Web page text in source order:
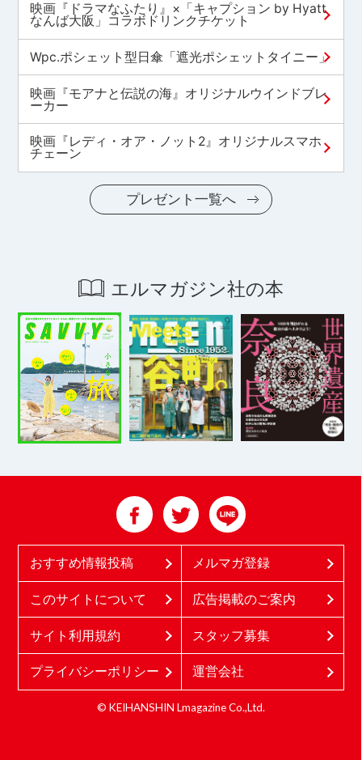
映画『ドラマなふたり』×「キャプション by Hyatt
なんば大阪」コラボドリンクチケット
Wpc.ポシェット型日傘「遮光ポシェットタイニー」
映画『モアナと伝説の海』オリジナルウインドブレ
ーカー
映画『レディ・オア・ノット2』オリジナルスマホ
チェーン
プレゼント一覧へ
エルマガジン社の本
おすすめ情報投稿 メルマガ登録
このサイトについて 広告掲載のご案内
サイト利用規約 スタッフ募集
プライバシーポリシー 運営会社
© KEIHANSHIN Lmagazine Co.,Ltd.